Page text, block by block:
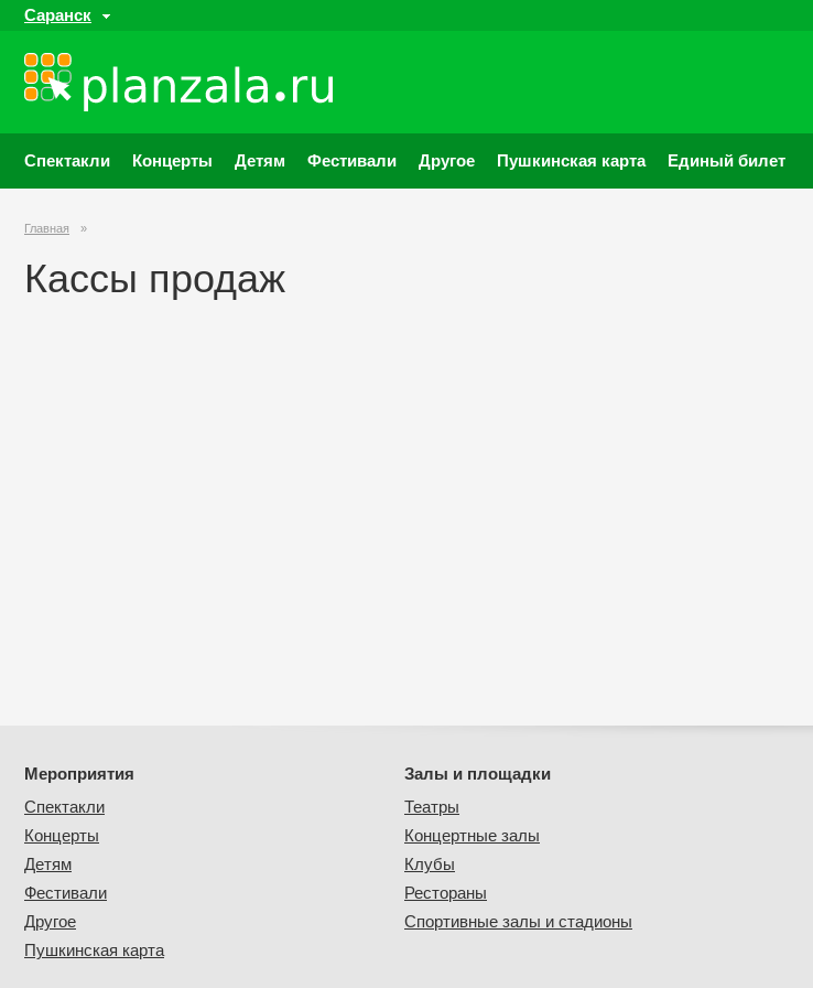
Саранск
Спектакли Концерты Детям Фестивали Другое Пушкинская карта Единый билет
Главная »
Кассы продаж
Мероприятия
Спектакли
Концерты
Детям
Фестивали
Другое
Пушкинская карта
Залы и площадки
Театры
Концертные залы
Клубы
Рестораны
Спортивные залы и стадионы